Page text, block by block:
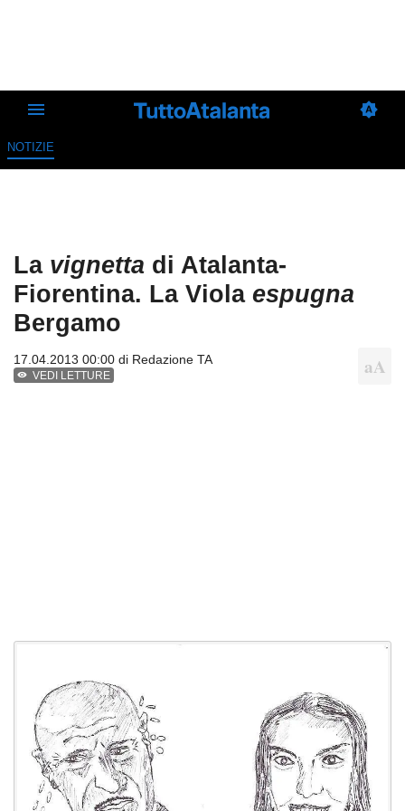
NOTIZIE
La vignetta di Atalanta-
Fiorentina. La Viola espugna
Bergamo
17.04.2013 00:00 di Redazione TA
VEDI LETTURE